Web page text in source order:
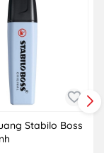
Stabilo Boss